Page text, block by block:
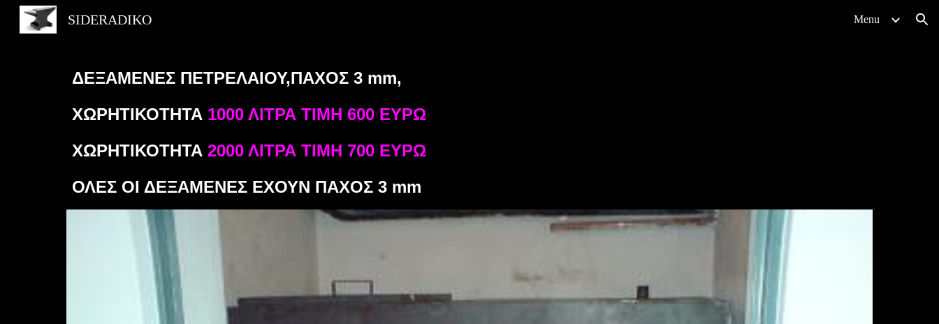
SIDERADIKO Menu
ΔΕΞΑΜΕΝΕΣ ΠΕΤΡΕΛΑΙΟΥ,ΠΑΧΟΣ 3 mm,
ΧΩΡΗΤΙΚΟΤΗΤΑ 1000 ΛΙΤΡΑ ΤΙΜΗ 600ΕΥΡΩ
ΧΩΡΗΤΙΚΟΤΗΤΑ 2000 ΛΙΤΡΑ ΤΙΜΗ 700ΕΥΡΩ
ΟΛΕΣ ΟΙ ΔΕΞΑΜΕΝΕΣ ΕΧΟΥΝ ΠΑΧΟΣ 3 mm